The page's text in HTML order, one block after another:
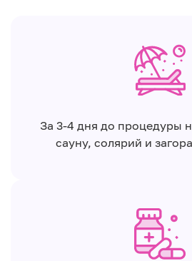
За 3-4 дня до процедуры
сауну, солярий и